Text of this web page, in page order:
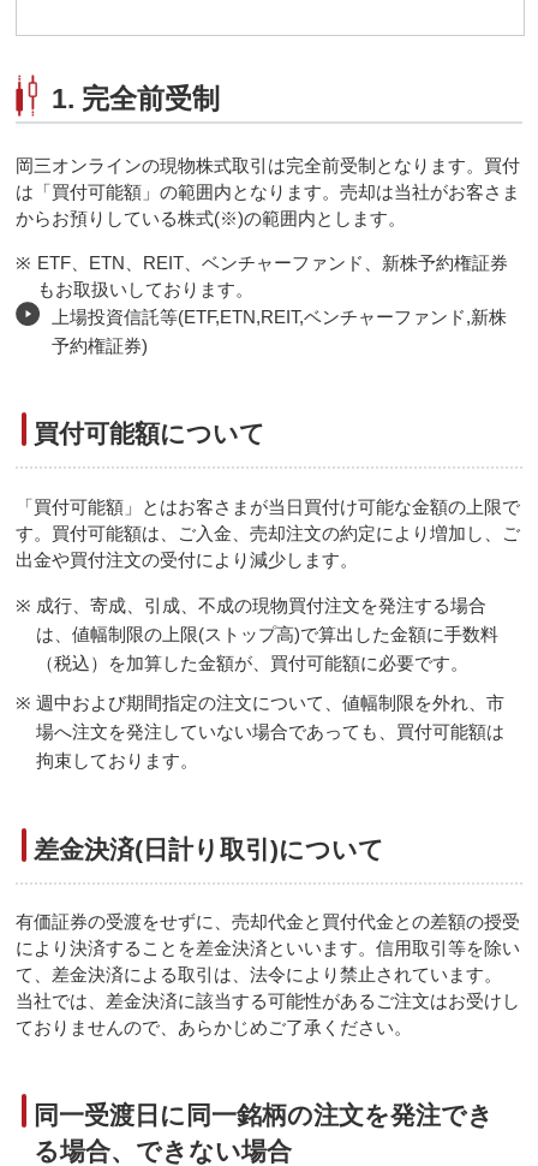
1. 完全前受制
岡三オンラインの現物株式取引は完全前受制となります。買付
は「買付可能額」の範囲内となります。売却は当社がお客さま
からお預りしている株式(※)の範囲内とします。
※ ETF、ETN、REIT、ベンチャーファンド、新株予約権証券
もお取扱いしております。
上場投資信託等(ETF,ETN,REIT,ベンチャーファンド,新株
予約権証券)
買付可能額について
「買付可能額」とはお客さまが当日買付け可能な金額の上限で
す。買付可能額は、ご入金、売却注文の約定により増加し、ご
出金や買付注文の受付により減少します。
※ 成行、寄成、引成、不成の現物買付注文を発注する場合
は、値幅制限の上限(ストップ高)で算出した金額に手数料
（税込）を加算した金額が、買付可能額に必要です。
※ 週中および期間指定の注文について、値幅制限を外れ、市
場へ注文を発注していない場合であっても、買付可能額は
拘束しております。
差金決済(日計り取引)について
有価証券の受渡をせずに、売却代金と買付代金との差額の授受
により決済することを差金決済といいます。信用取引等を除い
て、差金決済による取引は、法令により禁止されています。
当社では、差金決済に該当する可能性があるご注文はお受けし
ておりませんので、あらかじめご了承ください。
同一受渡日に同一銘柄の注文を発注でき
る場合、できない場合